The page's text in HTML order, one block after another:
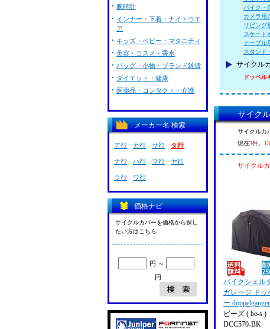
バイク・
カメラ用
リビング
スケート
テーブル
スタンド
サイクル
ドッペル
サイク
サイクルカ
現在3件、
サイクル
バイクシェル
ガレージ ド
ー doppelganger
ビーズ ( be-s )
DCC570-BK
腕時計
インナー・下着・ナイトウエ
ア
キッズ・ベビー・マタニティ
美容・コスメ・香水
バッグ・小物・ブランド雑貨
ダイエット・健康
医薬品・コンタクト・介護
メーカー名 検索
ア行 カ行 サ行 タ行
ナ行 ハ行 マ行 ヤ行
ラ行 ワ行
価格ナビ
サイクルカバーを価格から探し
たい方はこちら
円 ～
円